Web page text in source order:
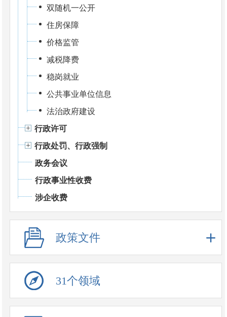
双随机一公开
住房保障
价格监管
减税降费
稳岗就业
公共事业单位信息
法治政府建设
行政许可
行政处罚、行政强制
政务会议
行政事业性收费
涉企收费
政策文件
31个领域